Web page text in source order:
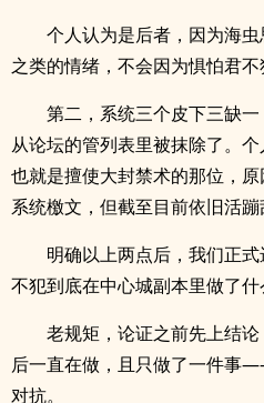
个人认为是后者，因为海
之类的情绪，不会因为惧怕君不
第二，系统三个皮下三缺
从论坛的管列表里被抹除了。
也就是擅使大封禁术的那位，
系统檄文，但截至目前依旧活蹦
明确以上两点后，我们正
不犯到底在中心城副本里做了什
老规矩，论证之前先上结
后一直在做，且只做了一件事
对抗。